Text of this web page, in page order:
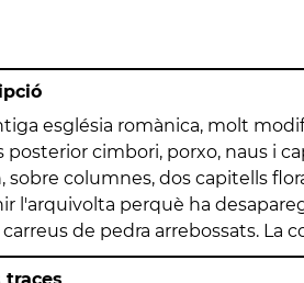
església romànica, molt
posterior cimbori, porxo, naus i
sobre columnes, dos capitells
l'arquivolta perquè ha
carreus de pedra arrebossats. La
de teula àrab, excepte la del
i està xapitellat en la part